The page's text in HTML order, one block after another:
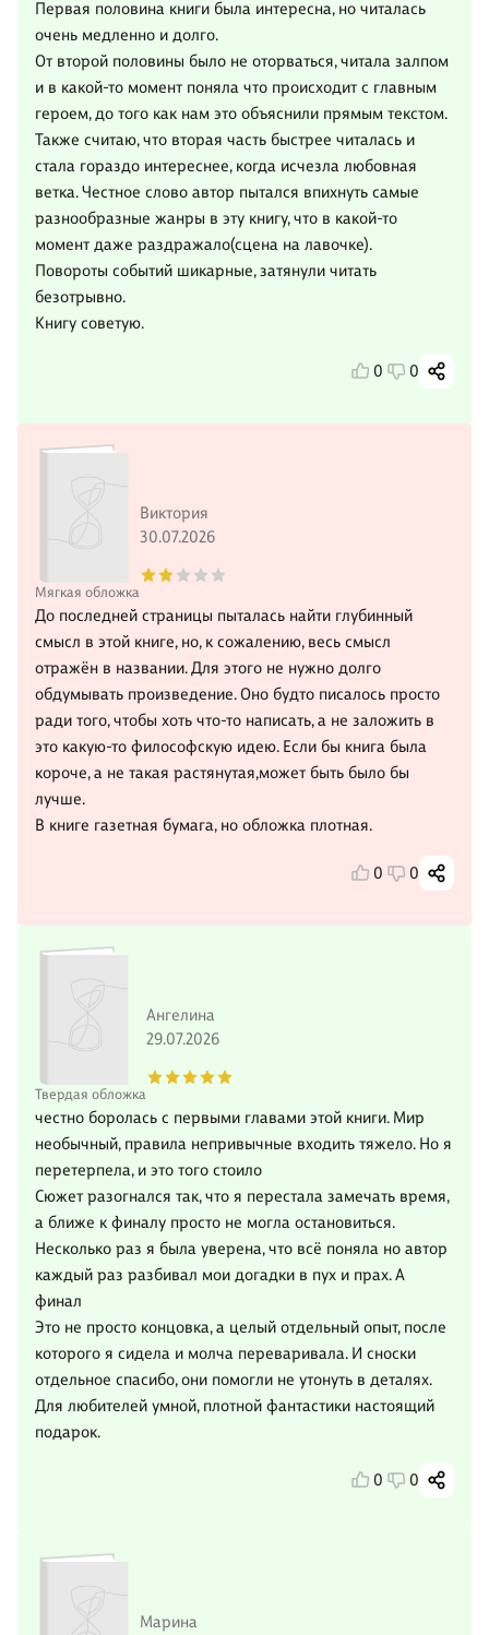
Первая половина книги была интересна, но читалась
очень медленно и долго.
От второй половины было не оторваться, читала залпом
и в какой-то момент поняла что происходит с главным
героем, до того как нам это объяснили прямым текстом.
Также считаю, что вторая часть быстрее читалась и
стала гораздо интереснее, когда исчезла любовная
ветка. Честное слово автор пытался впихнуть самые
разнообразные жанры в эту книгу, что в какой-то
момент даже раздражало(сцена на лавочке).
Повороты событий шикарные, затянули читать
безотрывно.
Книгу советую.
0 0
Мягкая обложка
Виктория
30.07.2026
До последней страницы пыталась найти глубинный
смысл в этой книге, но, к сожалению, весь смысл
отражён в названии. Для этого не нужно долго
обдумывать произведение. Оно будто писалось просто
ради того, чтобы хоть что-то написать, а не заложить в
это какую-то философскую идею. Если бы книга была
короче, а не такая растянутая,может быть было бы
лучше.
В книге газетная бумага, но обложка плотная.
0 0
Твердая обложка
Ангелина
29.07.2026
честно боролась с первыми главами этой книги. Мир
необычный, правила непривычные входить тяжело. Но я
перетерпела, и это того стоило
Сюжет разогнался так, что я перестала замечать время,
а ближе к финалу просто не могла остановиться.
Несколько раз я была уверена, что всё поняла но автор
каждый раз разбивал мои догадки в пух и прах. А
финал
Это не просто концовка, а целый отдельный опыт, после
которого я сидела и молча переваривала. И сноски
отдельное спасибо, они помогли не утонуть в деталях.
Для любителей умной, плотной фантастики настоящий
подарок.
0 0
Марина